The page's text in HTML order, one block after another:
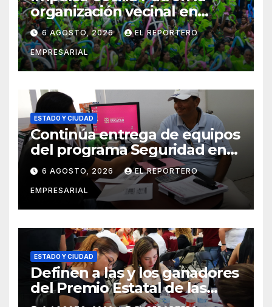
organización vecinal en
Mérida y suma a comités de
vigilancia en la prevención
social del delito
6 AGOSTO, 2026 EL REPORTERO
EMPRESARIAL
ESTADO Y CIUDAD
Continúa entrega de equipos
del programa Seguridad en
el Mar
6 AGOSTO, 2026 EL REPORTERO
EMPRESARIAL
ESTADO Y CIUDAD
Definen a las y los ganadores
del Premio Estatal de las
Juventudes 2026